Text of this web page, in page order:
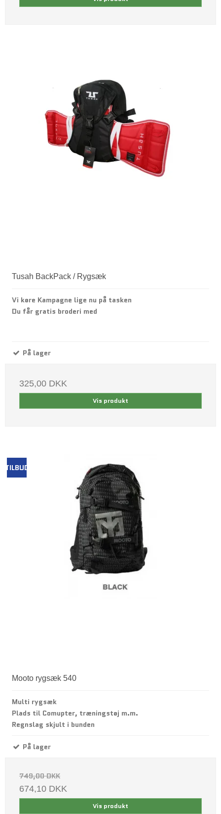
Tusah BackPack / Rygsæk
Vi køre Kampagne lige nu på tasken
Du får gratis broderi med
På lager
325,00 DKK
Vis produkt
TILBUD
Mooto rygsæk 540
Multi rygsæk
Plads til Comupter, træningstøj m.m.
Regnslag skjult i bunden
På lager
749,00 DKK
674,10 DKK
Vis produkt